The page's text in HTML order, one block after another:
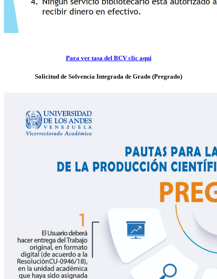
Para ver tasa del BCV clic aquí
Solicitud de Solvencia Integrada de Grado (Pregrado)